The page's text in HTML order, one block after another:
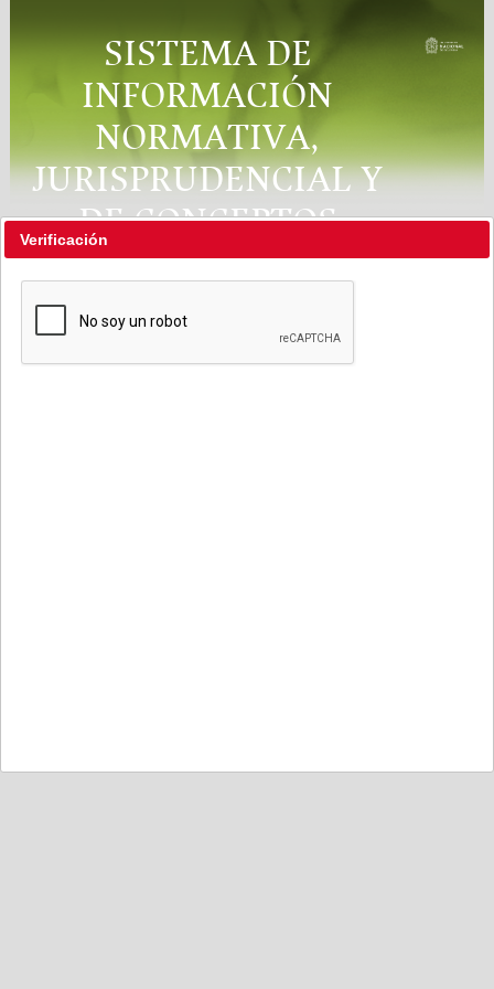
SISTEMA DE
INFORMACIÓN
NORMATIVA,
JURISPRUDENCIAL Y
DE CONCEPTOS
"RÉGIMEN LEGAL"
Verificación